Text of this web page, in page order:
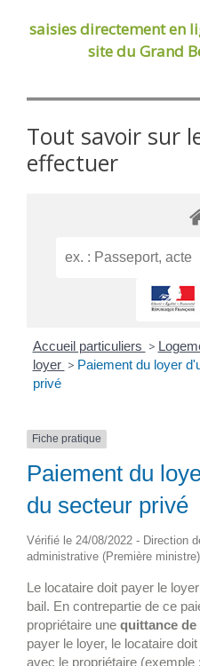
saisies directement en
site du Grand
Tout savoir sur
effectuer
Accueil particuliers >
loyer > Paiement du loyer
privé
Fiche pratique
Paiement du
du secteur privé
Vérifié le 24/08/2022 - Direction
administrative (Première ministre)
Le locataire doit payer le
bail. En contrepartie de ce
propriétaire une quittance de
payer le loyer, le locataire
avec le propriétaire (exemple